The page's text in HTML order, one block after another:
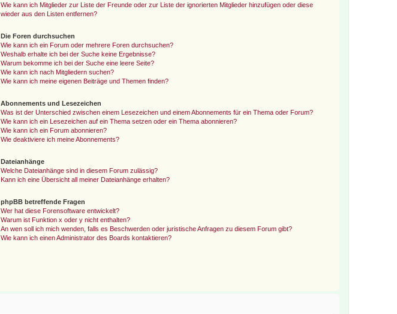
Wie kann ich Mitglieder zur Liste der Freunde oder zur Liste der ignorierten Mitglieder hinzufügen oder diese
wieder aus den Listen entfernen?
Die Foren durchsuchen
Wie kann ich ein Forum oder mehrere Foren durchsuchen?
Weshalb erhalte ich bei der Suche keine Ergebnisse?
Warum bekomme ich bei der Suche eine leere Seite?
Wie kann ich nach Mitgliedern suchen?
Wie kann ich meine eigenen Beiträge und Themen finden?
Abonnements und Lesezeichen
Was ist der Unterschied zwischen einem Lesezeichen und einem Abonnements für ein Thema oder Forum?
Wie kann ich ein Lesezeichen auf ein Thema setzen oder ein Thema abonnieren?
Wie kann ich ein Forum abonnieren?
Wie deaktiviere ich meine Abonnements?
Dateianhänge
Welche Dateianhänge sind in diesem Forum zulässig?
Kann ich eine Übersicht all meiner Dateianhänge erhalten?
phpBB betreffende Fragen
Wer hat diese Forensoftware entwickelt?
Warum ist Funktion x oder y nicht enthalten?
An wen soll ich mich wenden, falls es Beschwerden oder juristische Anfragen zu diesem Forum gibt?
Wie kann ich einen Administrator des Boards kontaktieren?